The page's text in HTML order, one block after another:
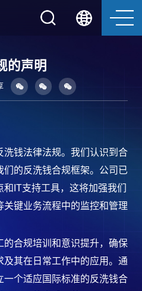
的声明
钱法律法规。我们认识到合
的反洗钱合规框架。公司已
IT支持工具，这将加强我们
键业务流程中的监控和管理
的合规培训和意识提升，确保
其在日常工作中的应用。通
个适应国际标准的反洗钱合